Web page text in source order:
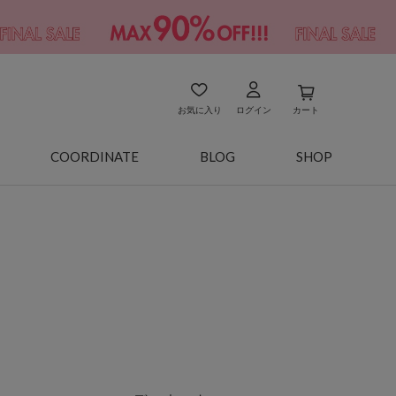
お気に入り ログイン カート
COORDINATE BLOG SHOP